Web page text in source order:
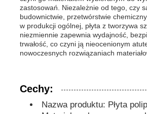
Płyta polipropylenowa trudnopalna
PP Hollow Construction Board
arkusz polipropylenowy
zastosowań. Niezależnie od tego, czy
budownictwie, przetwórstwie
w produkcji ogólnej, płyta z tworzywa
niezmiennie zapewnia wydajność,
trwałość, co czyni ją nieocenionym
nowoczesnych rozwiązaniach
Cechy:
Nazwa produktu: Płyta